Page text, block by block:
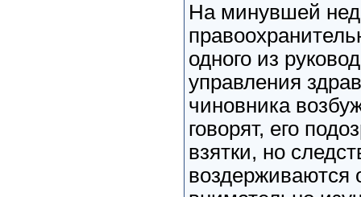
На минувшей
одного из
управления
чиновника
говорят, его
взятки, но
воздерживаются